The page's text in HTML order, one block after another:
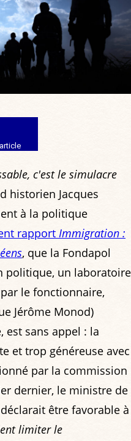
c'est le simulacre
historien Jacques
à la politique
rapport Immigration :
, que la Fondapol
politique, un laboratoire
le fonctionnaire,
Jérôme Monod)
est sans appel : la
et trop généreuse avec
par la commission
dernier, le ministre de
déclarait être favorable à
limiter le